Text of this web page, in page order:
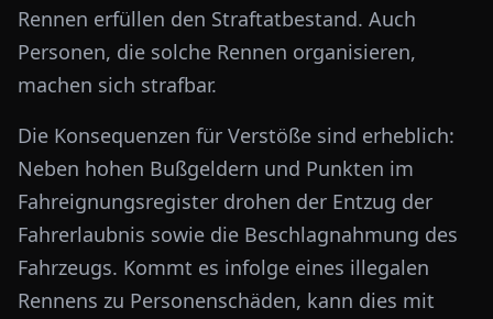
Rennen erfüllen den Straftatbestand. Auch
Personen, die solche Rennen organisieren,
machen sich strafbar.
Die Konsequenzen für Verstöße sind erheblich:
Neben hohen Bußgeldern und Punkten im
Fahreignungsregister drohen der Entzug der
Fahrerlaubnis sowie die Beschlagnahmung des
Fahrzeugs. Kommt es infolge eines illegalen
Rennens zu Personenschäden, kann dies mit